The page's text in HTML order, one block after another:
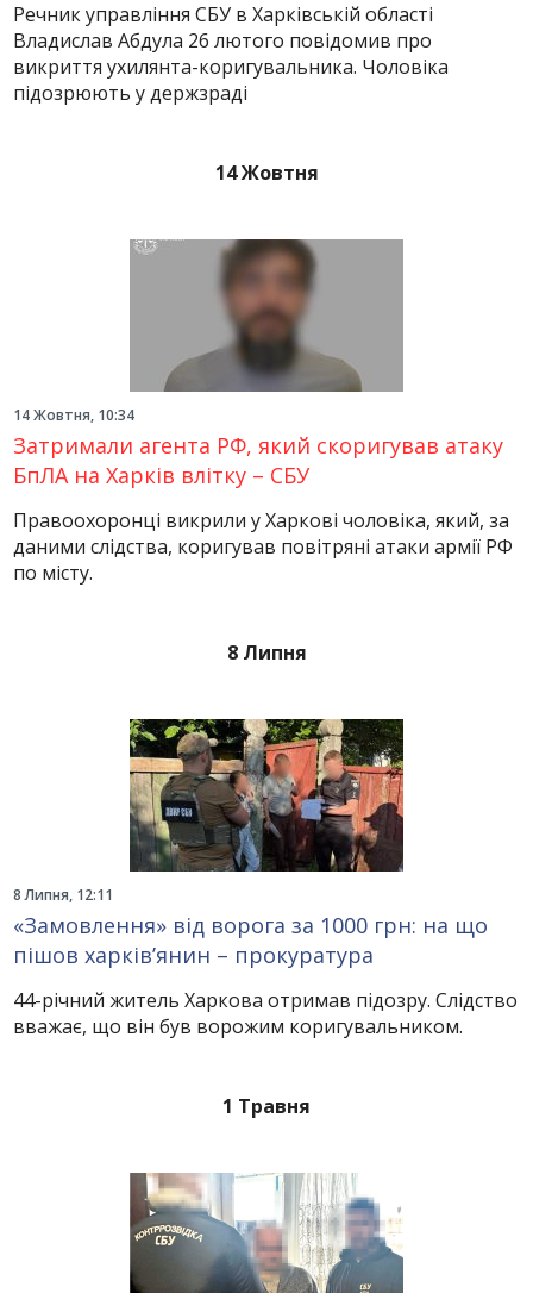
Речник управління СБУ в Харківській області
Владислав Абдула 26 лютого повідомив про
викриття ухилянта-коригувальника. Чоловіка
підозрюють у держзраді
14 Жовтня
14 Жовтня, 10:34
Затримали агента РФ, який скоригував атаку
БпЛА на Харків влітку – СБУ
Правоохоронці викрили у Харкові чоловіка, який, за
даними слідства, коригував повітряні атаки армії РФ
по місту.
8 Липня
8 Липня, 12:11
«Замовлення» від ворога за 1000 грн: на що
пішов харків’янин – прокуратура
44-річний житель Харкова отримав підозру. Слідство
вважає, що він був ворожим коригувальником.
1 Травня